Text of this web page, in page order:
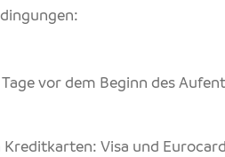
vor dem Beginn des
Kreditkarten: Visa und